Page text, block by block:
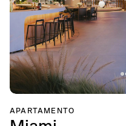
APARTAMENTO